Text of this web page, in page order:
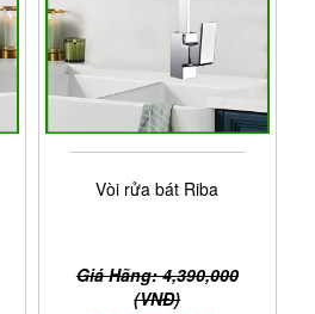
Vòi rửa bát Riba
Giá Hãng: 4,390,000
(VNĐ)